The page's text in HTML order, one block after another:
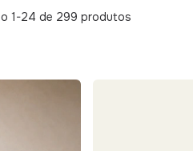
1-24 de 299 produtos